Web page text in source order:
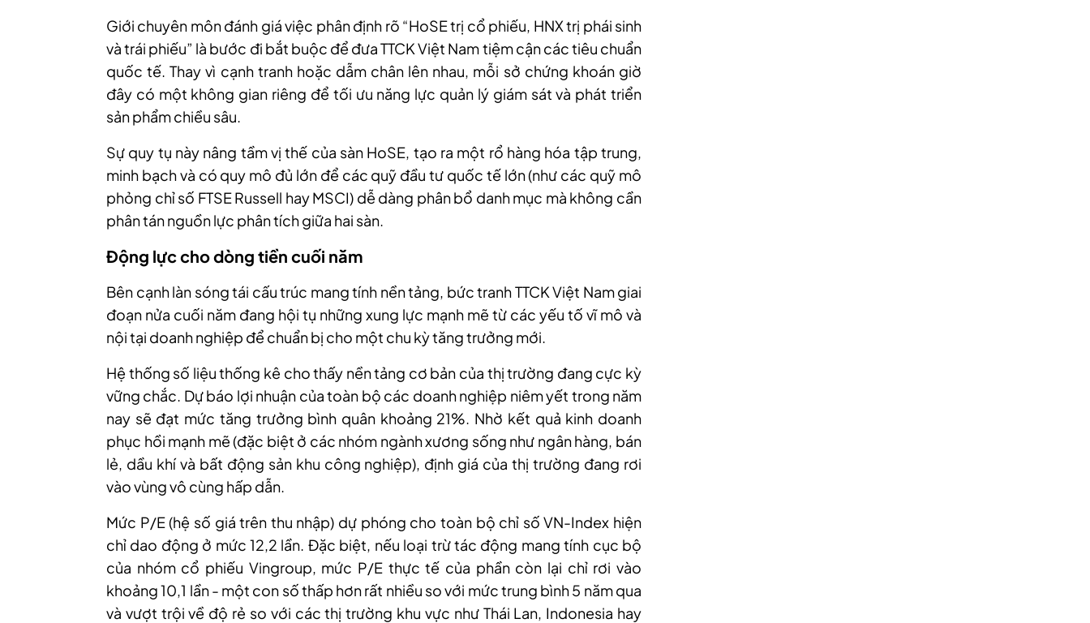
Giới chuyên môn đánh giá việc phân định rõ “HoSE trị cổ phiếu, HNX trị phái sinh
và trái phiếu” là bước đi bắt buộc để đưa TTCK Việt Nam tiệm cận các tiêu chuẩn
quốc tế. Thay vì cạnh tranh hoặc dẫm chân lên nhau, mỗi sở chứng khoán giờ
đây có một không gian riêng để tối ưu năng lực quản lý giám sát và phát triển
sản phẩm chiều sâu.
Sự quy tụ này nâng tầm vị thế của sàn HoSE, tạo ra một rổ hàng hóa tập trung,
minh bạch và có quy mô đủ lớn để các quỹ đầu tư quốc tế lớn (như các quỹ mô
phỏng chỉ số FTSE Russell hay MSCI) dễ dàng phân bổ danh mục mà không cần
phân tán nguồn lực phân tích giữa hai sàn.
Động lực cho dòng tiền cuối năm
Bên cạnh làn sóng tái cấu trúc mang tính nền tảng, bức tranh TTCK Việt Nam giai
đoạn nửa cuối năm đang hội tụ những xung lực mạnh mẽ từ các yếu tố vĩ mô và
nội tại doanh nghiệp để chuẩn bị cho một chu kỳ tăng trưởng mới.
Hệ thống số liệu thống kê cho thấy nền tảng cơ bản của thị trường đang cực kỳ
vững chắc. Dự báo lợi nhuận của toàn bộ các doanh nghiệp niêm yết trong năm
nay sẽ đạt mức tăng trưởng bình quân khoảng 21%. Nhờ kết quả kinh doanh
phục hồi mạnh mẽ (đặc biệt ở các nhóm ngành xương sống như ngân hàng, bán
lẻ, dầu khí và bất động sản khu công nghiệp), định giá của thị trường đang rơi
vào vùng vô cùng hấp dẫn.
Mức P/E (hệ số giá trên thu nhập) dự phóng cho toàn bộ chỉ số VN-Index hiện
chỉ dao động ở mức 12,2 lần. Đặc biệt, nếu loại trừ tác động mang tính cục bộ
của nhóm cổ phiếu Vingroup, mức P/E thực tế của phần còn lại chỉ rơi vào
khoảng 10,1 lần - một con số thấp hơn rất nhiều so với mức trung bình 5 năm qua
và vượt trội về độ rẻ so với các thị trường khu vực như Thái Lan, Indonesia hay